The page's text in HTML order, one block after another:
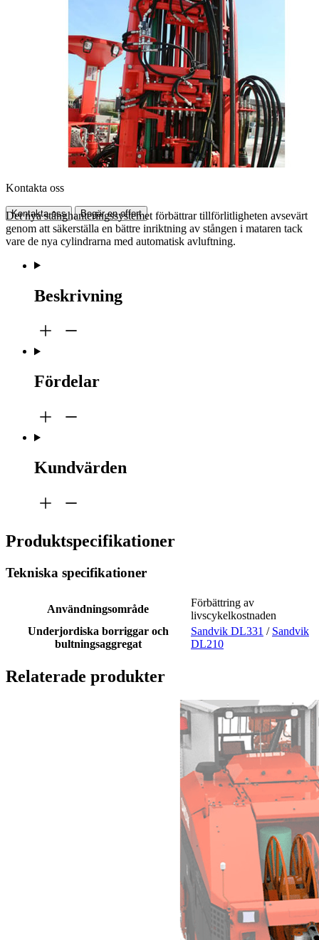
Kontakta oss
Kontakta oss Begär en offert
Det nya stånghanteringssystemet förbättrar tillförlitligheten avsevärt
genom att säkerställa en bättre inriktning av stången i mataren tack
vare de nya cylindrarna med automatisk avluftning.
Beskrivning
Fördelar
Kundvärden
Produktspecifikationer
Tekniska specifikationer
Användningsområde
Förbättring av
livscykelkostnaden
Underjordiska borriggar och
bultningsaggregat
Sandvik DL331 / Sandvik
DL210
Relaterade produkter